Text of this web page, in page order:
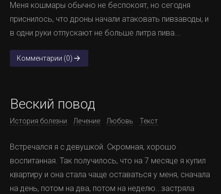
Меня кошмары обычно не беспокоят, но сегодня
приснилось, что дроны начали атаковать пивзаводы, и
в одни руки отпускают не больше литра пива...
Комментарии (0)
Веский повод
История болезни Лечение Любовь Текст
Встречался я с девушкой. Скромная, хорошо
воспитанная. Так получилось, что на 7 месяце я купил
квартиру и она стала чаще оставаться у меня, сначала
на день, потом на два, потом на неделю...застряла